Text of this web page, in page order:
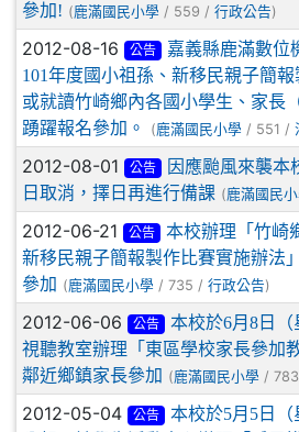
參加! (鹿滿國民小學 / 559 / 行政公告)
2012-08-16 公告
嘉義縣鹿滿數位
101年度國小祖孫、新移民親子簡
或就讀竹崎鄉內各國小學生、家長
踴躍報名參加。
(鹿滿國民小學 / 551 /
2012-08-01 公告
因應颱風來襲本
日取消，擇日再進行備課 (鹿滿國民
2012-06-21 公告
本校辦理「竹崎
新移民親子簡報製作比賽實施辦法
參加 (鹿滿國民小學 / 735 / 行政公告)
2012-06-06 公告
本校於6月8日
視聽教室辦理「東區學校家長參加
鄰近鄉鎮家長參加 (鹿滿國民小學 /
2012-05-04 公告
本校於5月5日